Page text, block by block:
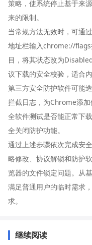
策略，使系统停止基于来
来的限制。
当常规方法无效时，可通
地址栏输入chrome://
目，将其状态改为
议下载的安全校验，适合
第三方安全防护软件可能
拦截日志，为Chrome添
全软件测试是否能正常下
全关闭防护功能。
通过上述步骤依次完成安
略修改、协议解锁和防护
览器的文件锁定问题。从
满足普通用户的临时需求
求。
继续阅读